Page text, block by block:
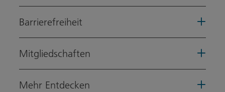
Barrierefreiheit
Mitgliedschaften
Mehr Entdecken